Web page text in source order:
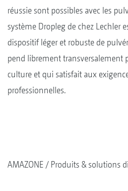
réussie sont possibles avec les
système Dropleg de chez Lechler
dispositif léger et robuste de
pend librement transversalement
culture et qui satisfait aux
professionnelles.
AMAZONE Produits & solutions